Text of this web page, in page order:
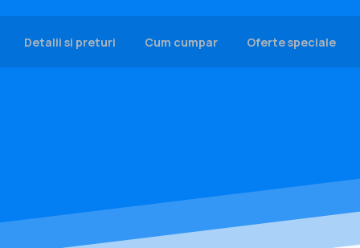
Detalii si preturi Cum cumpar Oferte speciale